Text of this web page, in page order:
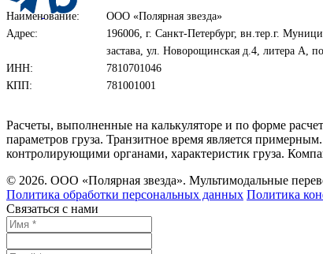
Наименование:
ООО «Полярная звезда»
Адрес:
196006, г. Санкт-Петербург, вн.тер.г.
застава, ул. Новорощинская д.4, литера
ИНН:
7810701046
КПП:
781001001
Расчеты, выполненные на калькуляторе и по форме
параметров груза. Транзитное время является
контролирующими органами, характеристик груза.
© 2026. ООО «Полярная звезда». Мультимодальные
Политика обработки персональных данных Политика
Связаться с нами